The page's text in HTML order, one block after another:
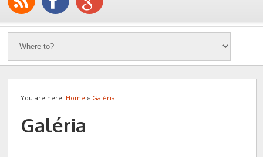
You are here: Home » Galéria
Galéria